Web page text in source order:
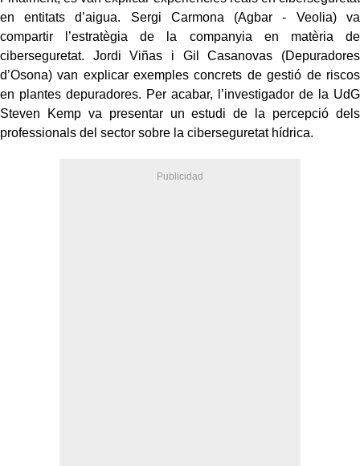
en entitats d’aigua. Sergi Carmona (Agbar - Veolia) va
compartir l’estratègia de la companyia en matèria de
ciberseguretat. Jordi Viñas i Gil Casanovas (Depuradores
d’Osona) van explicar exemples concrets de gestió de riscos
en plantes depuradores. Per acabar, l’investigador de la UdG
Steven Kemp va presentar un estudi de la percepció dels
professionals del sector sobre la ciberseguretat hídrica.